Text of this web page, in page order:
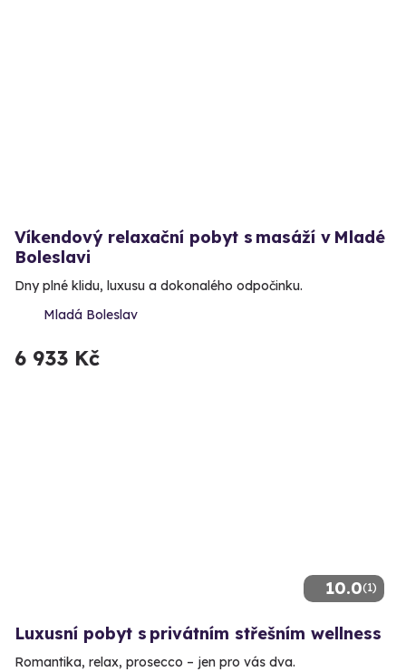
Víkendový relaxační pobyt s masáží v Mladé
Boleslavi
Dny plné klidu, luxusu a dokonalého odpočinku.
Mladá Boleslav
6 933 Kč
10.0(1)
Luxusní pobyt s privátním střešním wellness
Romantika, relax, prosecco – jen pro vás dva.